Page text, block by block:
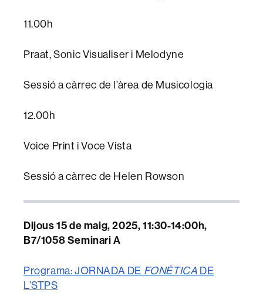
11.00h
Praat, Sonic Visualiser i Melodyne
Sessió a càrrec de l’àrea de Musicologia
12.00h
Voice Print i Voce Vista
Sessió a càrrec de Helen Rowson
Dijous 15 de maig, 2025, 11:30-14:00h,
B7/1058 Seminari A
Programa: JORNADA DE FONÈTICA DE
L’STPS